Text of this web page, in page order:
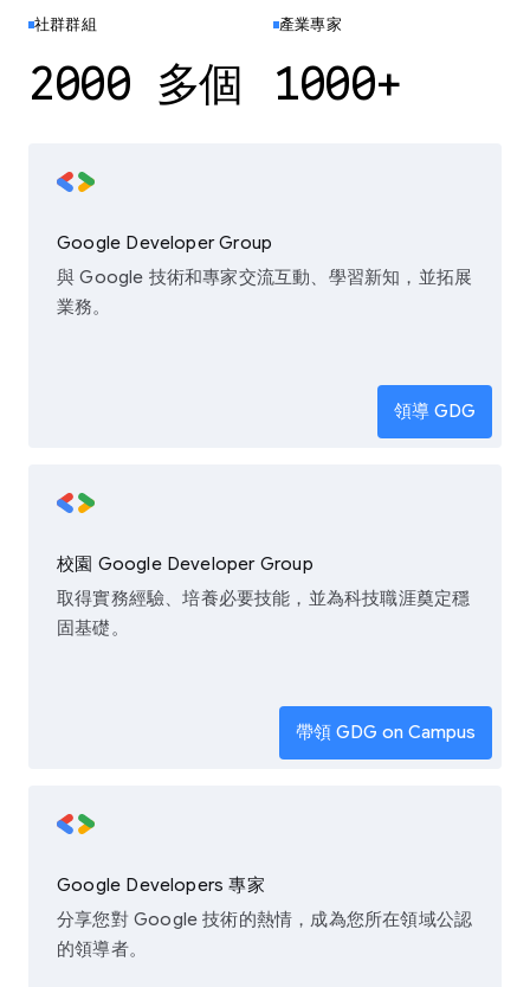
社群群組
2000 多個
產業專家
1000+
Google Developer Group
與 Google 技術和專家交流互動、學習新知，並拓展
業務。
領導 GDG
校園 Google Developer Group
取得實務經驗、培養必要技能，並為科技職涯奠定穩
固基礎。
帶領 GDG on Campus
Google Developers 專家
分享您對 Google 技術的熱情，成為您所在領域公認
的領導者。